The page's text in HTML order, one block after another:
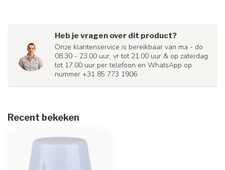
Heb je vragen over dit product?
Onze klantenservice is bereikbaar van ma - do
08.30 - 23.00 uur, vr tot 21.00 uur & op zaterdag
tot 17.00 uur per telefoon en WhatsApp op
nummer +31 85 773 1906
Recent bekeken